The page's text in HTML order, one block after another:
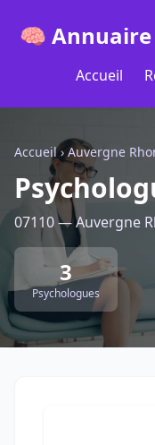
🧠 Annuaire
Accueil
Accueil› Auvergne
07110 — Auvergne
3
Psychologues